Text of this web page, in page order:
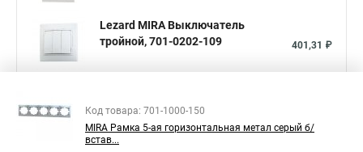
Lezard MIRA Выключатель
тройной, 701-0202-109
401,31 ₽
Общая оценка товара: 5
Код товара: 701-1000-150
MIRA Рамка 5-ая горизонтальная метал серый б/
встав...